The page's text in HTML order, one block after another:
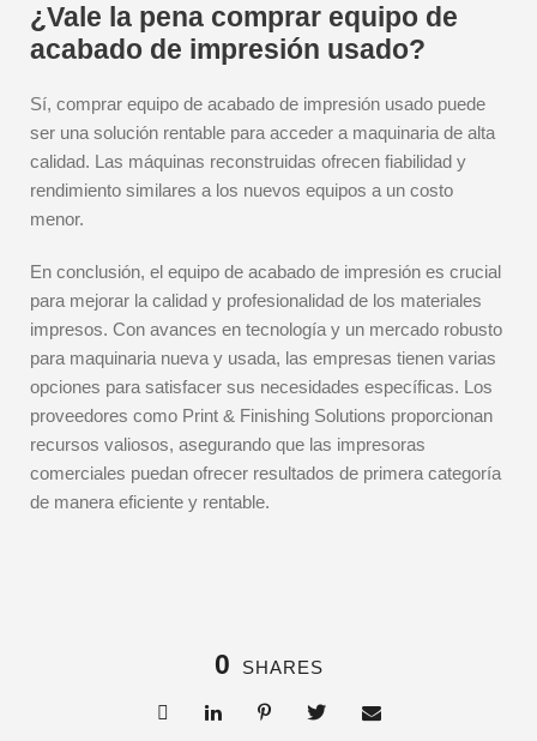
¿Vale la pena comprar equipo de
acabado de impresión usado?
Sí, comprar equipo de acabado de impresión usado puede
ser una solución rentable para acceder a maquinaria de alta
calidad. Las máquinas reconstruidas ofrecen fiabilidad y
rendimiento similares a los nuevos equipos a un costo
menor.
En conclusión, el equipo de acabado de impresión es crucial
para mejorar la calidad y profesionalidad de los materiales
impresos. Con avances en tecnología y un mercado robusto
para maquinaria nueva y usada, las empresas tienen varias
opciones para satisfacer sus necesidades específicas. Los
proveedores como Print & Finishing Solutions proporcionan
recursos valiosos, asegurando que las impresoras
comerciales puedan ofrecer resultados de primera categoría
de manera eficiente y rentable.
0 SHARES